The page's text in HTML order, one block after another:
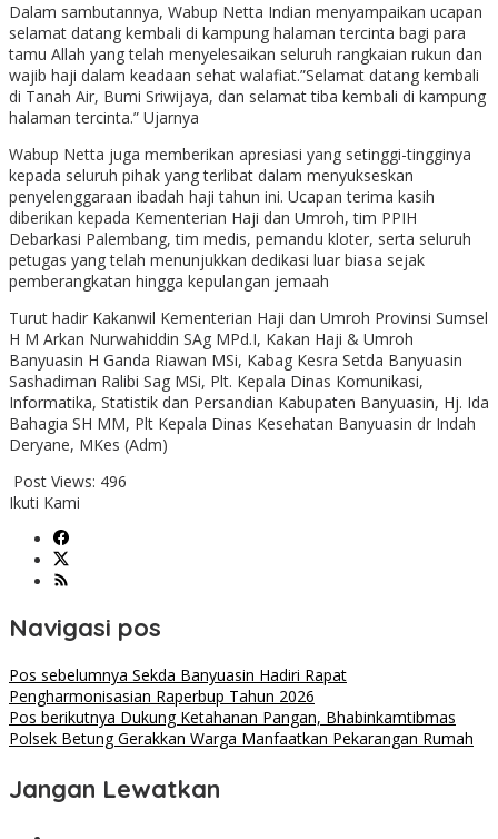
Dalam sambutannya, Wabup Netta Indian menyampaikan ucapan
selamat datang kembali di kampung halaman tercinta bagi para
tamu Allah yang telah menyelesaikan seluruh rangkaian rukun dan
wajib haji dalam keadaan sehat walafiat.”Selamat datang kembali
di Tanah Air, Bumi Sriwijaya, dan selamat tiba kembali di kampung
halaman tercinta.” Ujarnya
Wabup Netta juga memberikan apresiasi yang setinggi-tingginya
kepada seluruh pihak yang terlibat dalam menyukseskan
penyelenggaraan ibadah haji tahun ini. Ucapan terima kasih
diberikan kepada Kementerian Haji dan Umroh, tim PPIH
Debarkasi Palembang, tim medis, pemandu kloter, serta seluruh
petugas yang telah menunjukkan dedikasi luar biasa sejak
pemberangkatan hingga kepulangan jemaah
Turut hadir Kakanwil Kementerian Haji dan Umroh Provinsi Sumsel
H M Arkan Nurwahiddin SAg MPd.I, Kakan Haji & Umroh
Banyuasin H Ganda Riawan MSi, Kabag Kesra Setda Banyuasin
Sashadiman Ralibi Sag MSi, Plt. Kepala Dinas Komunikasi,
Informatika, Statistik dan Persandian Kabupaten Banyuasin, Hj. Ida
Bahagia SH MM, Plt Kepala Dinas Kesehatan Banyuasin dr Indah
Deryane, MKes (Adm)
Post Views: 496
Ikuti Kami
Navigasi pos
Pos sebelumnya Sekda Banyuasin Hadiri Rapat
Pengharmonisasian Raperbup Tahun 2026
Pos berikutnya Dukung Ketahanan Pangan, Bhabinkamtibmas
Polsek Betung Gerakkan Warga Manfaatkan Pekarangan Rumah
Jangan Lewatkan